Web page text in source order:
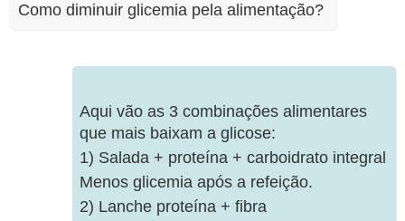
Como diminuir glicemia pela alimentação?
Aqui vão as 3 combinações alimentares
que mais baixam a glicose:
1) Salada + proteína + carboidrato integral
Menos glicemia após a refeição.
2) Lanche proteína + fibra